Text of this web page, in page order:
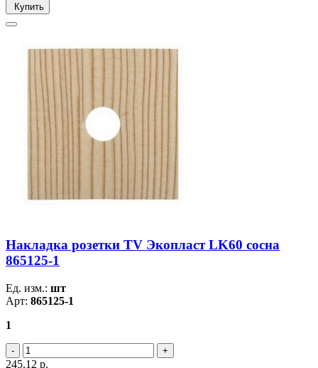
Купить
Накладка розетки TV Экопласт LK60 сосна
865125-1
Ед. изм.: шт
Арт: 865125-1
1
245.12 р.